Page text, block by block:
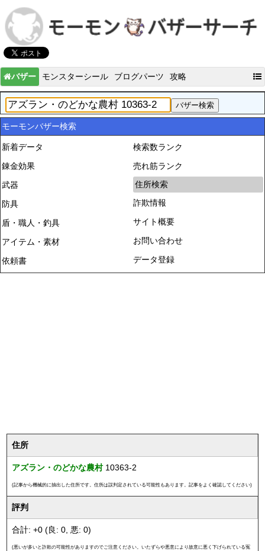
バザー モンスターシール ブログパーツ 攻略
モーモンバザー検索
新着データ
錬金効果
武器
防具
盾・職人・釣具
アイテム・素材
依頼書
検索数ランク
売れ筋ランク
住所検索
詐欺情報
サイト概要
お問い合わせ
データ登録
住所
アズラン・のどかな農村10363-2
(記事から機械的に抽出した住所です。住所は誤判定されている可能性もあります。記事をよく確認してください)
評判
合計: +0 (良: 0, 悪: 0)
(悪いが多いと詐欺の可能性がありますのでご注意ください。いたずらや悪意により故意に悪く下げられている冤